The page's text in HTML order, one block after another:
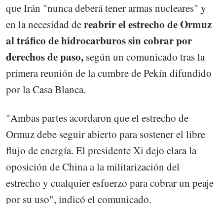
que Irán "nunca deberá tener armas nucleares" y
en la necesidad dereabrir el estrecho de Ormuz
al tráfico de hidrocarburos sin cobrar por
derechos de paso, según un comunicado tras la
primera reunión de la cumbre de Pekín difundido
por la Casa Blanca.
"Ambas partes acordaron que el estrecho de
Ormuz debe seguir abierto para sostener el libre
flujo de energía. El presidente Xi dejo clara la
oposición de China a la militarización del
estrecho y cualquier esfuerzo para cobrar un peaje
por su uso", indicó el comunicado.